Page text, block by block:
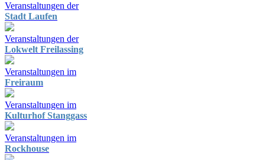
Veranstaltungen der
Stadt Laufen
Veranstaltungen der
Lokwelt Freilassing
Veranstaltungen im
Freiraum
Veranstaltungen im
Kulturhof Stanggass
Veranstaltungen im
Rockhouse